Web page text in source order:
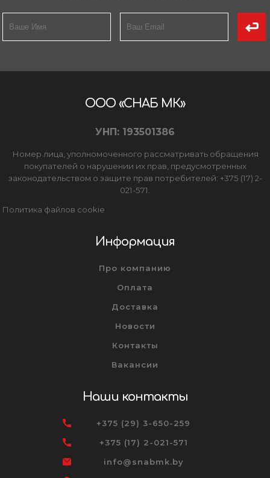
ООО «СНАБ МК»
УНП: 193501386
Номер лица, уполномоченного рассматривать обращения
покупателей о нарушении их прав, предусмотренных
законодательством о защите прав потребителей: +375 (17) 2-
021-571.
Политика файлов cookie
Информация
Про компанию
Оплата
Доставка
Новости
Контакты
Вакансии
Наши контакты
+375 (29) 3-650-259
+375 (17) 2-021-571
info@snabmk.by